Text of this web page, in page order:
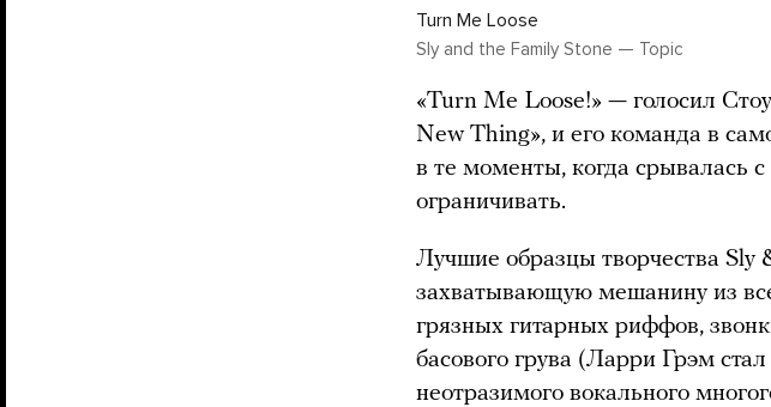
Turn Me Loose
Sly and the Family Stone — Topic
«Turn Me Loose!» — голосил
New Thing», и его команда в
в те моменты, когда срывалась
ограничивать.
Лучшие образцы творчества Sly
захватывающую мешанину из
грязных гитарных риффов,
басового грува (Ларри Грэм
неотразимого вокального